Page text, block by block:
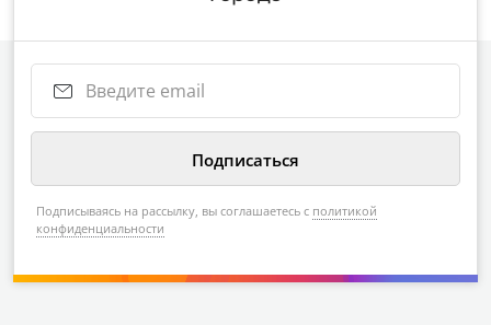
Подписываясь на рассылку, вы соглашаетесь с политикой
конфиденциальности